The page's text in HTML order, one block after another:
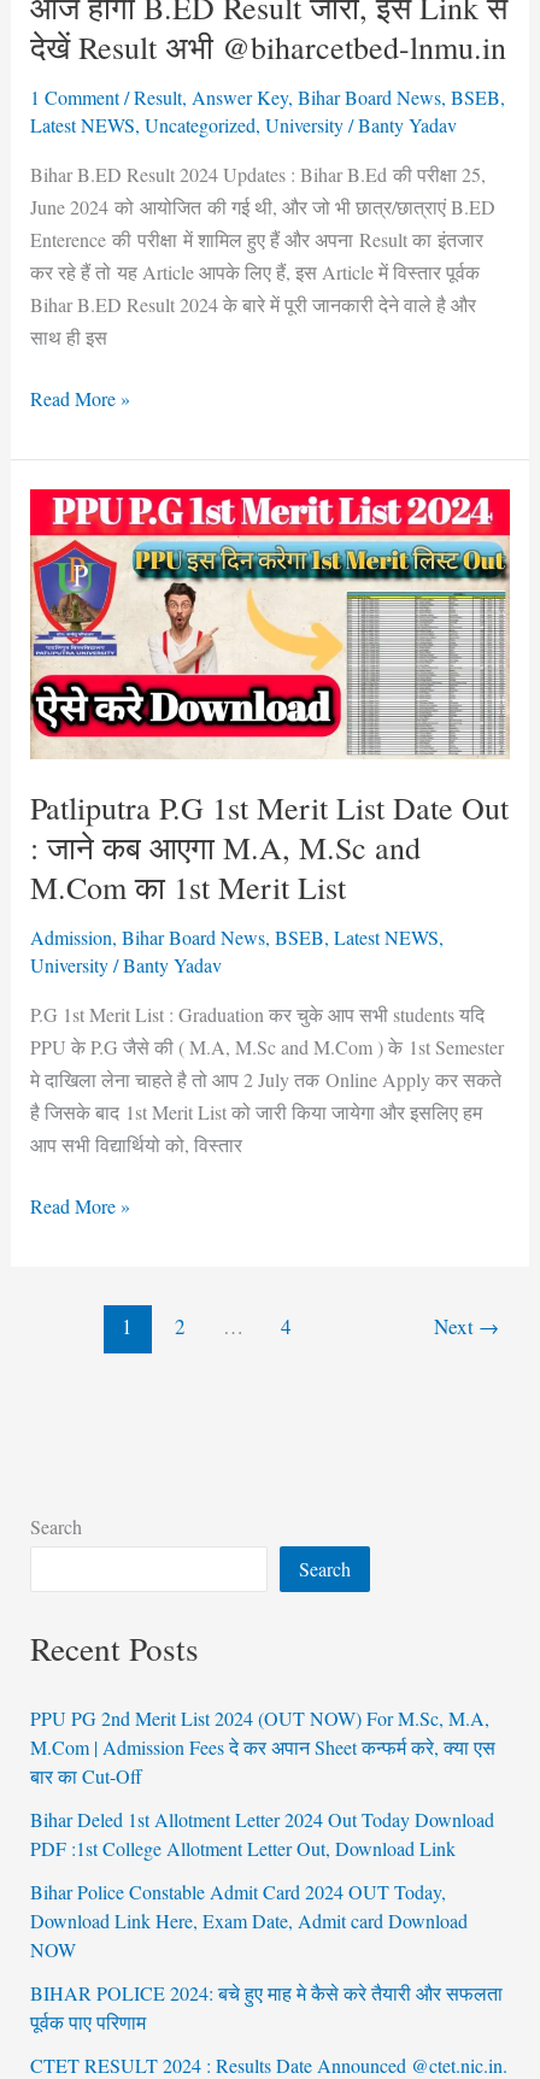
देखें Result अभी @biharcetbed-lnmu.in
1 Comment /Result, Answer Key, Bihar Board News, BSEB,
Latest NEWS, Uncategorized, University/Banty Yadav
Bihar B.ED Result 2024 Updates : Bihar B.Ed की परीक्षा 25,
June 2024 को आयोजित की गई थी, और जो भी छात्र/छात्राएं B.ED
Enterence की परीक्षा में शामिल हुए हैं और अपना Result का इंतजार
कर रहे हैं तो यह Article आपके लिए हैं, इस Article में विस्तार पूर्वक
Bihar B.ED Result 2024 के बारे में पूरी जानकारी देने वाले है और
साथ ही इस
जारी,
इस
Link
से
Result
अभी
@biharcetbed-
lnmu.in
Read More »
Patliputra P.G 1st Merit List Date Out
: जाने कब आएगा M.A, M.Sc and
M.Com का 1st Merit List
Admission, Bihar Board News, BSEB, Latest NEWS,
University/Banty Yadav
P.G 1st Merit List : Graduation कर चुके आप सभी students यदि
PPU के P.G जैसे की ( M.A, M.Sc and M.Com ) के 1st Semester
मे दाखिला लेना चाहते है तो आप 2 July तक Online Apply कर सकते
है जिसके बाद 1st Merit List को जारी किया जायेगा और इसलिए हम
आप सभी विद्यार्थियो को, विस्तार
Patliputra
P.G
1st
Merit
List
Date
Out
:
जाने
कब
M.A,
M.Sc
and
M.Com
1st
Merit
List
Read More »
1 2 … 4 Next →
Search
Search
Recent Posts
PPU PG 2nd Merit List 2024 (OUT NOW) For M.Sc, M.A,
M.Com | Admission Fees दे कर अपान Sheet कन्फर्म करे, क्या एस
बार का Cut-Off
Bihar Deled 1st Allotment Letter 2024 Out Today Download
PDF :1st College Allotment Letter Out, Download Link
Bihar Police Constable Admit Card 2024 OUT Today,
Download Link Here, Exam Date, Admit card Download
NOW
BIHAR POLICE 2024: बचे हुए माह मे कैसे करे तैयारी और सफलता
पूर्वक पाए परिणाम
CTET RESULT 2024 : Results Date Announced @ctet.nic.in.